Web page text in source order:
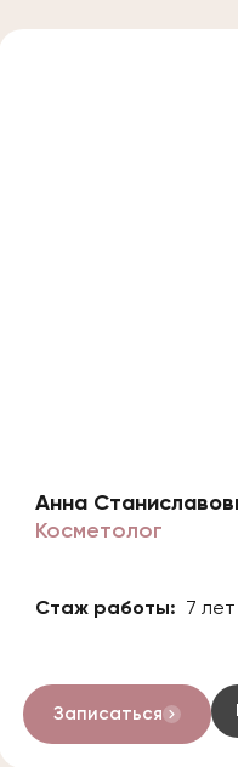
Анна
Косметолог
Стаж работы: 7 лет
Записаться